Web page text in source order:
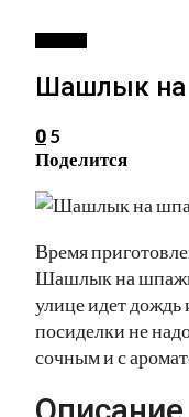
Шашлык
0 5
Поделится
Время
Шашлык на
улице идет дождь
посиделки не
сочным и с